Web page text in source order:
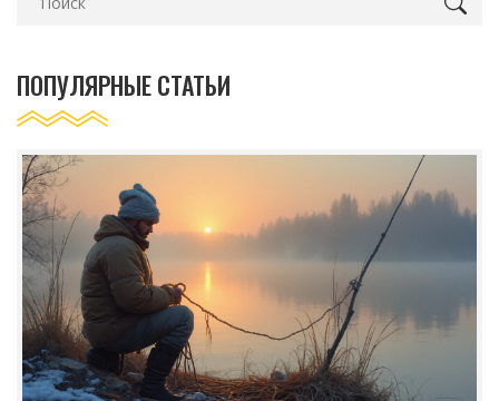
ПОПУЛЯРНЫЕ СТАТЬИ